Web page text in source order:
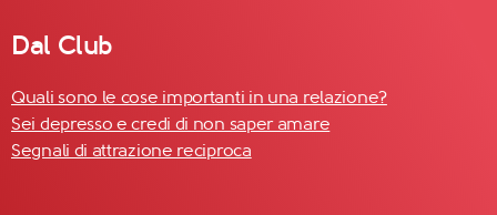
Dal Club
Quali sono le cose importanti in una relazione?
Sei depresso e credi di non saper amare
Segnali di attrazione reciproca